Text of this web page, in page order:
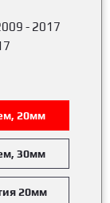
- 2017
20мм
30мм
20мм